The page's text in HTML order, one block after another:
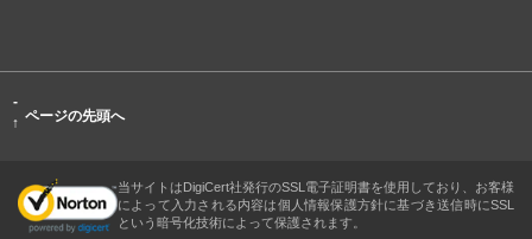
-
↑ ページの先頭へ
当サイトはDigiCert社発行のSSL電子証明書を使用しており、お客様
によって入力される内容は個人情報保護方針に基づき送信時にSSL
という暗号化技術によって保護されます。